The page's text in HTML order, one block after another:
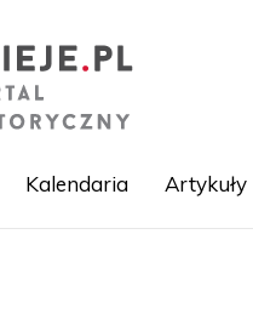
Kalendaria Artykuły